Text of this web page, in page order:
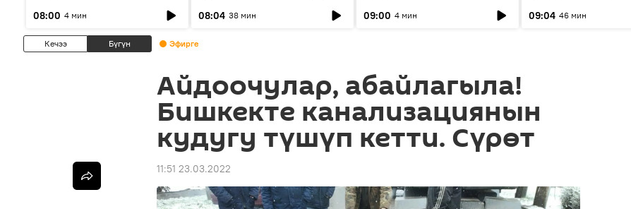
08:00 4 мин
08:04 38 мин
09:00 4 мин
келечеги
09:04 46 мин
Кечээ Бүгүн Эфирге
Айдоочулар, абайлагыла!
Бишкекте канализациянын
кудугу түшүп кетти. Сүрөт
11:51 23.03.2022